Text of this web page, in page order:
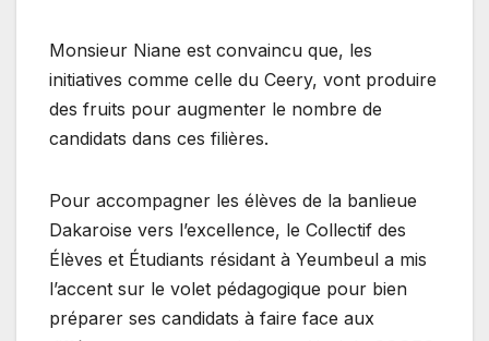
Monsieur Niane est convaincu que, les
initiatives comme celle du Ceery, vont produire
des fruits pour augmenter le nombre de
candidats dans ces filières.
Pour accompagner les élèves de la banlieue
Dakaroise vers l’excellence, le Collectif des
Élèves et Étudiants résidant à Yeumbeul a mis
l’accent sur le volet pédagogique pour bien
préparer ses candidats à faire face aux